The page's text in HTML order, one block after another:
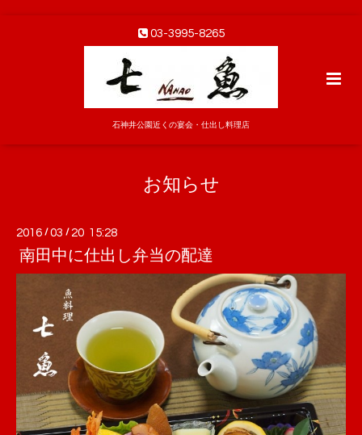
03-3995-8265
石神井公園近くの宴会・仕出し料理店
お知らせ
2016 /03 / 20 15:28
南田中に仕出し弁当の配達